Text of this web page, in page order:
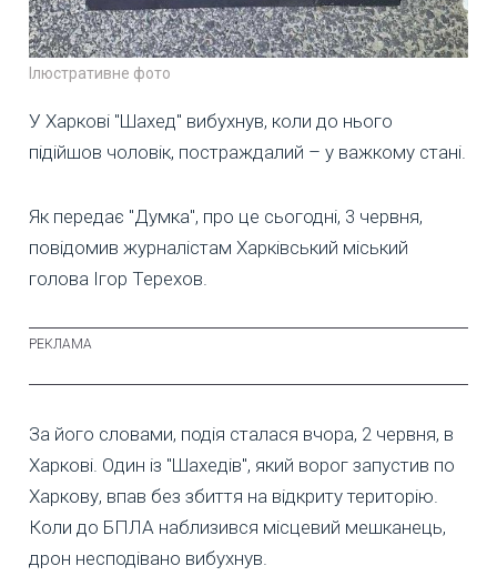
Ілюстративне фото
У Харкові "Шахед" вибухнув, коли до нього
підійшов чоловік, постраждалий – у важкому стані.
Як передає "Думка", про це сьогодні, 3 червня,
повідомив журналістам Харківський міський
голова Ігор Терехов.
За його словами, подія сталася вчора, 2 червня, в
Харкові. Один із "Шахедів", який ворог запустив по
Харкову, впав без збиття на відкриту територію.
Коли до БПЛА наблизився місцевий мешканець,
дрон несподівано вибухнув.